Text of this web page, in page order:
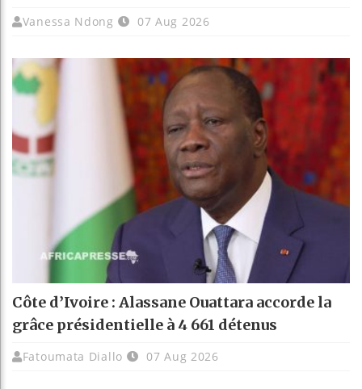
Vanessa Ndong 07 Aug 2026
Côte d’Ivoire : Alassane Ouattara accorde la
grâce présidentielle à 4 661 détenus
Fatoumata Diallo 07 Aug 2026